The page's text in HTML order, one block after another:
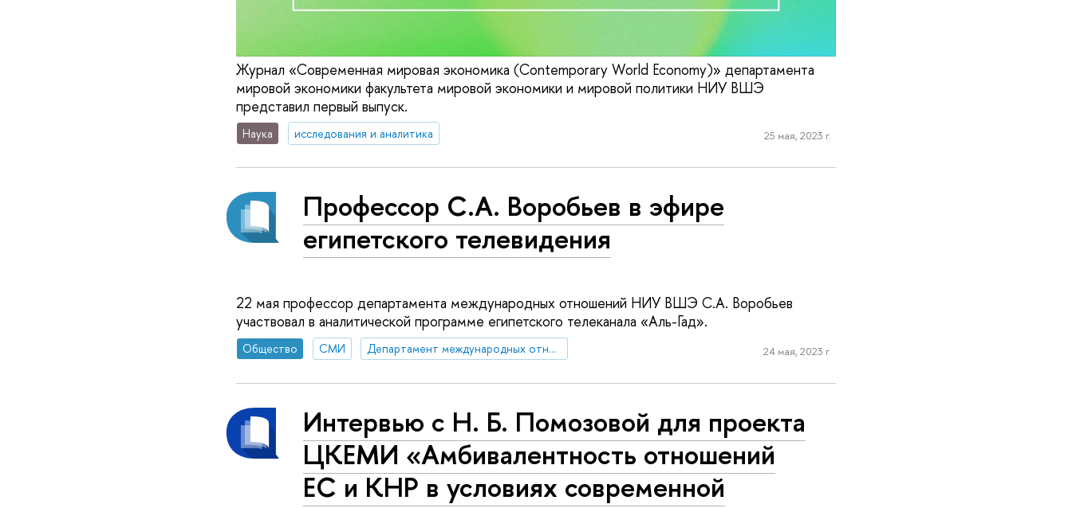
Журнал «Современная мировая экономика (Contemporary World Economy)» департамента
мировой экономики факультета мировой экономики и мировой политики НИУ ВШЭ
представил первый выпуск.
Наука исследования и аналитика 25 мая, 2023 г.
Профессор С.А. Воробьев в эфире
египетского телевидения
22 мая профессор департамента международных отношений НИУ ВШЭ С.А. Воробьев
участвовал в аналитической программе египетского телеканала «Аль-Гад».
Общество СМИ Департамент международных отношений 24 мая, 2023 г.
Интервью с Н. Б. Помозовой для проекта
ЦКЕМИ «Амбивалентность отношений
ЕС и КНР в условиях современной